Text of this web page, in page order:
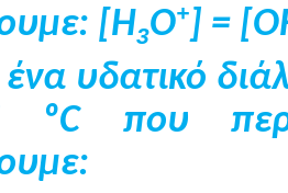
[Η3Ο+] =
ένα υδατικό
ºC που